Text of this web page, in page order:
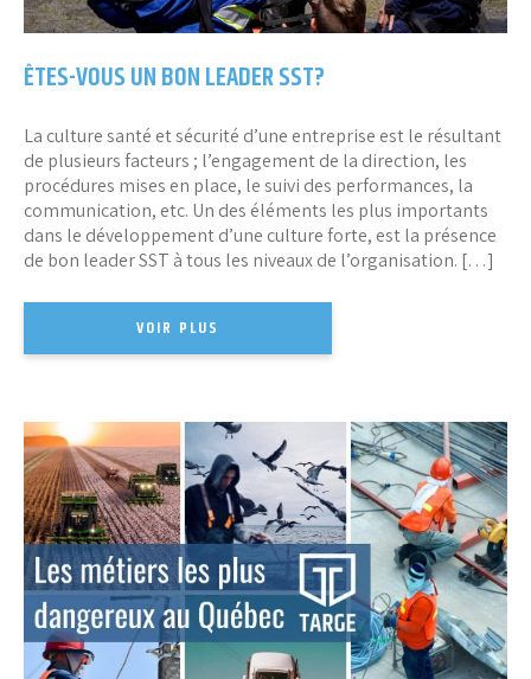
ÊTES-VOUS UN BON LEADER SST?
La culture santé et sécurité d’une entreprise est le résultant
de plusieurs facteurs ; l’engagement de la direction, les
procédures mises en place, le suivi des performances, la
communication, etc. Un des éléments les plus importants
dans le développement d’une culture forte, est la présence
de bon leader SST à tous les niveaux de l’organisation. […]
VOIR PLUS